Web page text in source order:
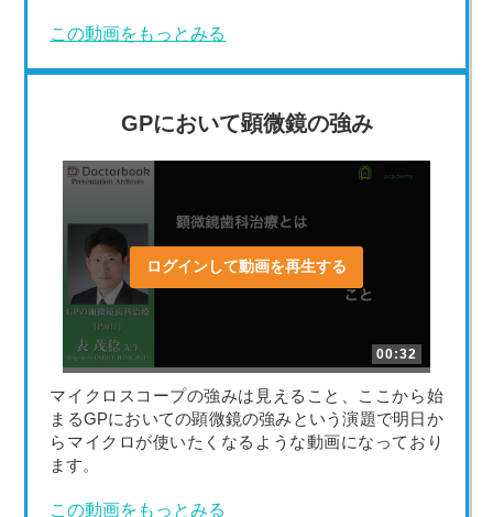
この動画をもっとみる
GPにおいて顕微鏡の強み
ログインして動画を再生する
00:32
マイクロスコープの強みは見えること、ここから始
まるGPにおいての顕微鏡の強みという演題で明日か
らマイクロが使いたくなるような動画になっており
ます。
この動画をもっとみる